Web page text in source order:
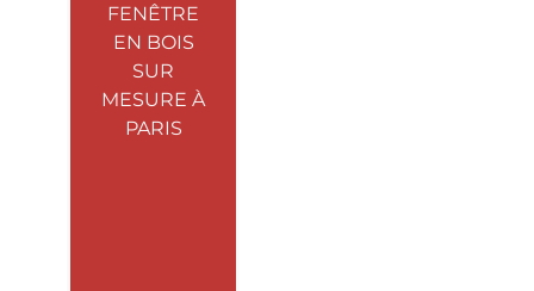
FENÊTRE
EN BOIS
SUR
MESURE À
PARIS